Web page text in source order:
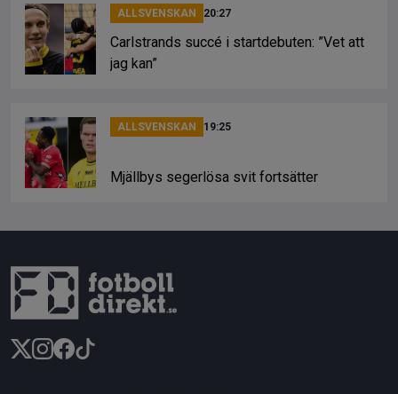
ALLSVENSKAN 20:27
Carlstrands succé i startdebuten: ”Vet att
jag kan”
ALLSVENSKAN 19:25
Mjällbys segerlösa svit fortsätter